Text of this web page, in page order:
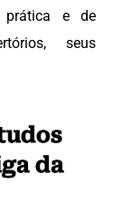
prática e de
seus
da